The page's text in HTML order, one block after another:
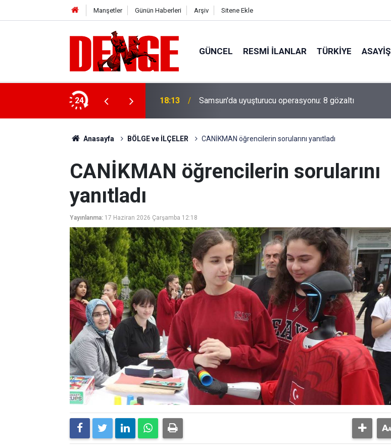
Manşetler Günün Haberleri Arşiv Sitene Ekle
GÜNCEL RESMI İLANLAR TÜRKİYE ASAYİŞ
24 18:13 Samsun'da uyuşturucu operasyonu: 8 gözaltı
Anasayfa BÖLGE ve İLÇELER CANİKMAN öğrencilerin sorularını yanıtladı
CANİKMAN öğrencilerin sorularını
yanıtladı
Yayınlanma: 17 Haziran 2026 Çarşamba 12:18